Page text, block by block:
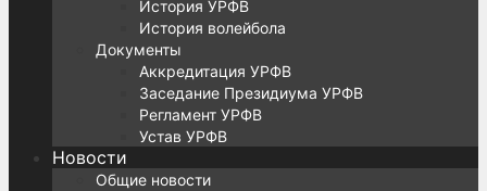
История УРФВ
История волейбола
Документы
Аккредитация УРФВ
Заседание Президиума УРФВ
Регламент УРФВ
Устав УРФВ
Новости
Общие новости